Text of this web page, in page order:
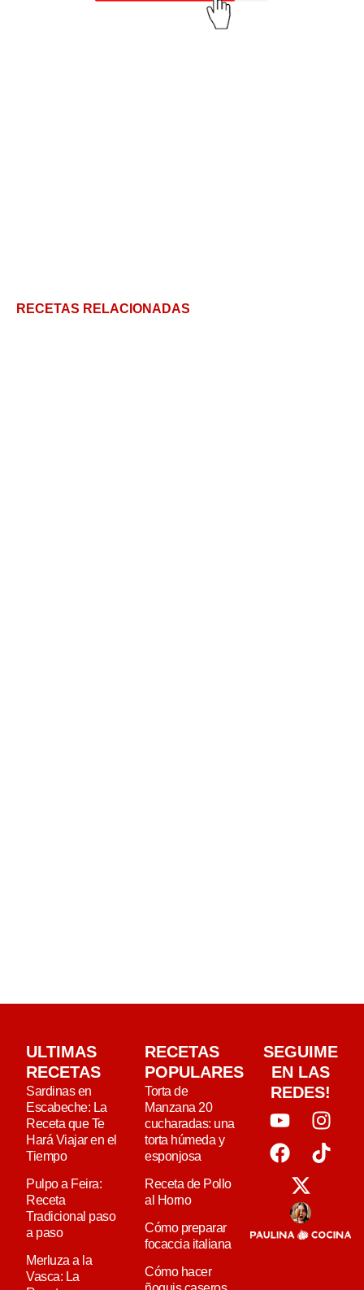
RECETAS RELACIONADAS
ULTIMAS
RECETAS
Sardinas en
Escabeche: La
Receta que Te
Hará Viajar en el
Tiempo
Pulpo a Feira:
Receta
Tradicional paso
a paso
Merluza a la
Vasca: La
RECETAS
POPULARES
Torta de
Manzana 20
cucharadas: una
torta húmeda y
esponjosa
Receta de Pollo
al Horno
Cómo preparar
focaccia italiana
Cómo hacer
SEGUIME
EN LAS
REDES!